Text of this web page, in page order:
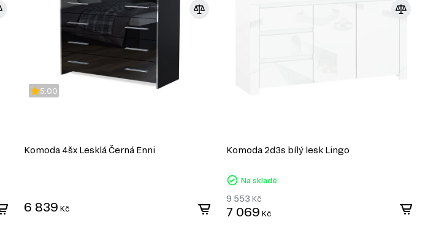
5.00
Komoda 4šx Lesklá Černá Enni
6 839 Kč
Komoda 2d3s bílý lesk Lingo
Na skladě
9 553 Kč
7 069 Kč